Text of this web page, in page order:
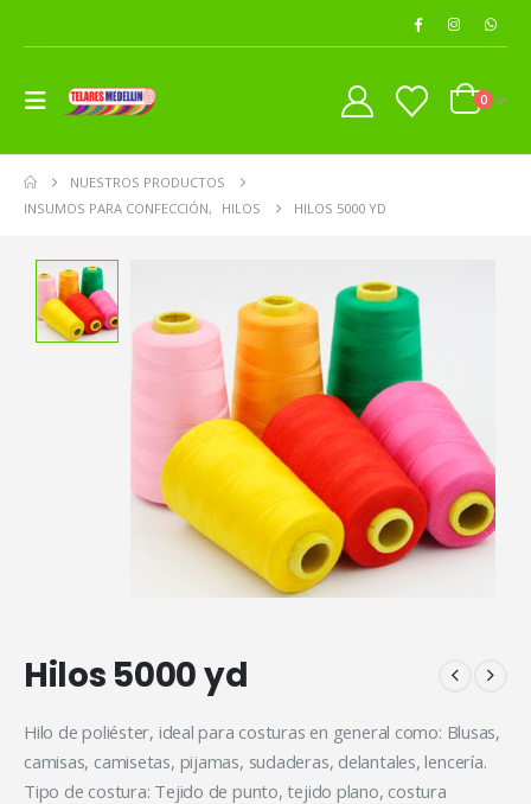
0
NUESTROS PRODUCTOS
INSUMOS PARA CONFECCIÓN, HILOS HILOS 5000 YD
Hilos 5000 yd
Hilo de poliéster, ideal para costuras en general como: Blusas,
camisas, camisetas, pijamas, sudaderas, delantales, lencería.
Tipo de costura: Tejido de punto, tejido plano, costura